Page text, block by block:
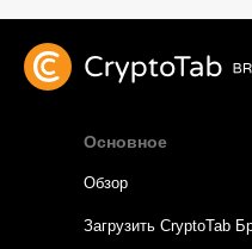
Основное
Обзор
Загрузить CryptoTab